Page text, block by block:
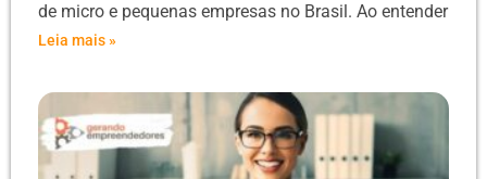
de micro e pequenas empresas no Brasil. Ao entender
Leia mais »